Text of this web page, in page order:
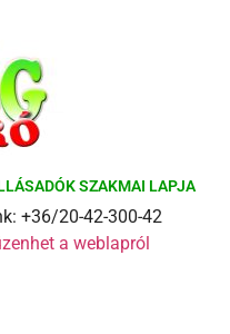
SZAKMAI LAPJA
+36/20-42-300-42
a weblapról